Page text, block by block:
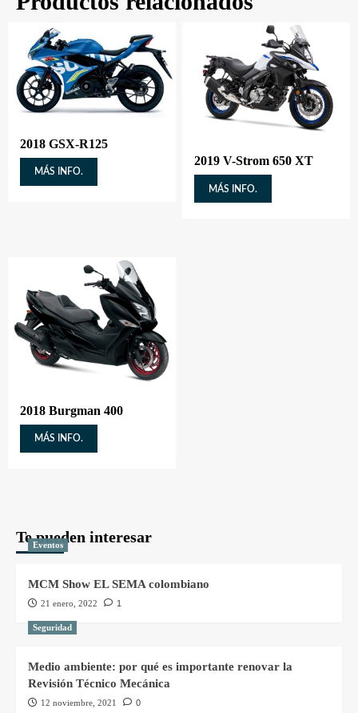
2018 GSX-R125
MÁS INFO.
2019 V-Strom 650 XT
MÁS INFO.
2018 Burgman 400
MÁS INFO.
Te pueden interesar
Eventos
MCM Show EL SEMA colombiano
21 enero, 2022 1
Seguridad
Medio ambiente: por qué es importante renovar la
Revisión Técnico Mecánica
12 noviembre, 2021 0